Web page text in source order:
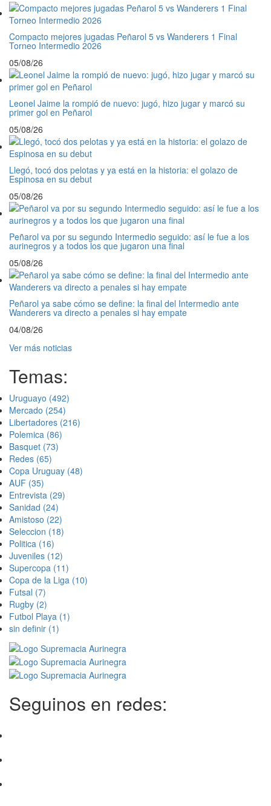
Compacto mejores jugadas Peñarol 5 vs Wanderers 1 Final
Torneo Intermedio 2026
05/08/26
Leonel Jaime la rompió de nuevo: jugó, hizo jugar y marcó su
primer gol en Peñarol
05/08/26
Llegó, tocó dos pelotas y ya está en la historia: el golazo de
Espinosa en su debut
05/08/26
Peñarol va por su segundo Intermedio seguido: así le fue a los
aurinegros y a todos los que jugaron una final
05/08/26
Peñarol ya sabe cómo se define: la final del Intermedio ante
Wanderers va directo a penales si hay empate
04/08/26
Ver más noticias
Temas:
Uruguayo (492)
Mercado (254)
Libertadores (216)
Polemica (86)
Basquet (73)
Redes (65)
Copa Uruguay (48)
AUF (35)
Entrevista (29)
Sanidad (24)
Amistoso (22)
Seleccion (18)
Politica (16)
Juveniles (12)
Supercopa (11)
Copa de la Liga (10)
Futsal (7)
Rugby (2)
Futbol Playa (1)
sin definir (1)
Seguinos en redes: